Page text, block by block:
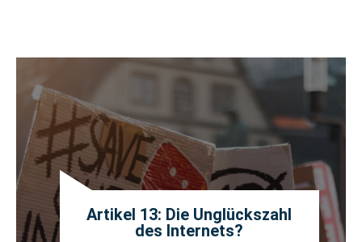
Artikel 13: Die Unglückszahl
des Internets?